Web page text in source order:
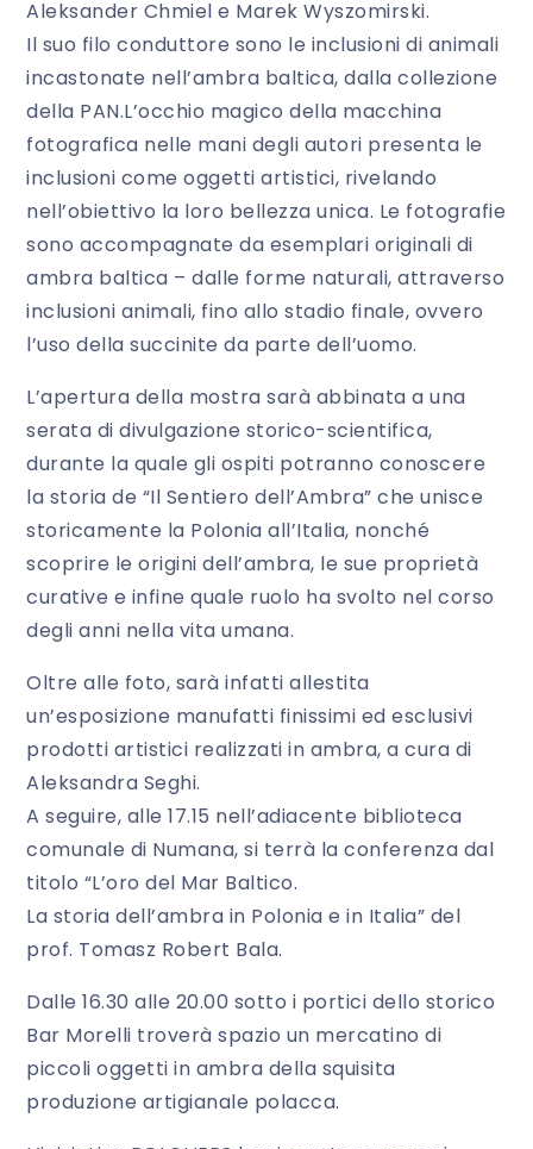
Aleksander Chmiel e Marek Wyszomirski.
Il suo filo conduttore sono le inclusioni di animali
incastonate nell’ambra baltica, dalla collezione
della PAN.L’occhio magico della macchina
fotografica nelle mani degli autori presenta le
inclusioni come oggetti artistici, rivelando
nell’obiettivo la loro bellezza unica. Le fotografie
sono accompagnate da esemplari originali di
ambra baltica – dalle forme naturali, attraverso
inclusioni animali, fino allo stadio finale, ovvero
l’uso della succinite da parte dell’uomo.
L’apertura della mostra sarà abbinata a una
serata di divulgazione storico-scientifica,
durante la quale gli ospiti potranno conoscere
la storia de “Il Sentiero dell’Ambra” che unisce
storicamente la Polonia all’Italia, nonché
scoprire le origini dell’ambra, le sue proprietà
curative e infine quale ruolo ha svolto nel corso
degli anni nella vita umana.
Oltre alle foto, sarà infatti allestita
un’esposizione manufatti finissimi ed esclusivi
prodotti artistici realizzati in ambra, a cura di
Aleksandra Seghi.
A seguire, alle 17.15 nell’adiacente biblioteca
comunale di Numana, si terrà la conferenza dal
titolo “L’oro del Mar Baltico.
La storia dell’ambra in Polonia e in Italia” del
prof. Tomasz Robert Bala.
Dalle 16.30 alle 20.00 sotto i portici dello storico
Bar Morelli troverà spazio un mercatino di
piccoli oggetti in ambra della squisita
produzione artigianale polacca.